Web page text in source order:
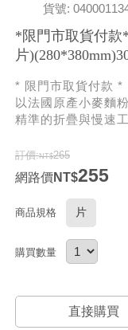
貨號:
*限門市取貨付款
片
* 限門市取貨付款 *
以法國原產小麥麵
精準的折疊與慢速
訂價: 265
網路價 255
商品規格 片
購買數量
直接購買